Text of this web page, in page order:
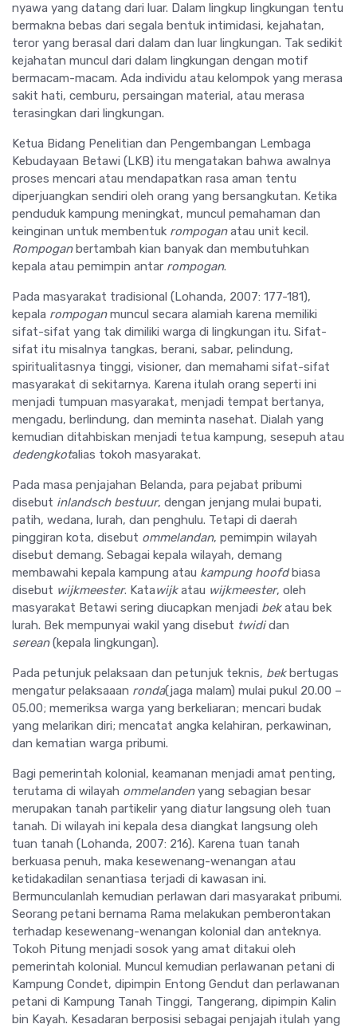
nyawa yang datang dari luar. Dalam lingkup lingkungan tentu
bermakna bebas dari segala bentuk intimidasi, kejahatan,
teror yang berasal dari dalam dan luar lingkungan. Tak sedikit
kejahatan muncul dari dalam lingkungan dengan motif
bermacam-macam. Ada individu atau kelompok yang merasa
sakit hati, cemburu, persaingan material, atau merasa
terasingkan dari lingkungan.
Ketua Bidang Penelitian dan Pengembangan Lembaga
Kebudayaan Betawi (LKB) itu mengatakan bahwa awalnya
proses mencari atau mendapatkan rasa aman tentu
diperjuangkan sendiri oleh orang yang bersangkutan. Ketika
penduduk kampung meningkat, muncul pemahaman dan
keinginan untuk membentuk rompoganatau unit kecil.
Rompoganbertambah kian banyak dan membutuhkan
kepala atau pemimpin antar rompogan.
Pada masyarakat tradisional (Lohanda, 2007: 177-181),
kepala rompoganmuncul secara alamiah karena memiliki
sifat-sifat yang tak dimiliki warga di lingkungan itu. Sifat-
sifat itu misalnya tangkas, berani, sabar, pelindung,
spiritualitasnya tinggi, visioner, dan memahami sifat-sifat
masyarakat di sekitarnya. Karena itulah orang seperti ini
menjadi tumpuan masyarakat, menjadi tempat bertanya,
mengadu, berlindung, dan meminta nasehat. Dialah yang
kemudian ditahbiskan menjadi tetua kampung, sesepuh atau
dedengkotalias tokoh masyarakat.
Pada masa penjajahan Belanda, para pejabat pribumi
disebut inlandsch bestuur, dengan jenjang mulai bupati,
patih, wedana, lurah, dan penghulu. Tetapi di daerah
pinggiran kota, disebut ommelandan, pemimpin wilayah
disebut demang. Sebagai kepala wilayah, demang
membawahi kepala kampung atau kampung hoofdbiasa
disebut wijkmeester. Katawijkatau wijkmeester, oleh
masyarakat Betawi sering diucapkan menjadi bekatau bek
lurah. Bek mempunyai wakil yang disebut twididan
serean(kepala lingkungan).
Pada petunjuk pelaksaan dan petunjuk teknis, bekbertugas
mengatur pelaksaaan ronda(jaga malam) mulai pukul 20.00 –
05.00; memeriksa warga yang berkeliaran; mencari budak
yang melarikan diri; mencatat angka kelahiran, perkawinan,
dan kematian warga pribumi.
Bagi pemerintah kolonial, keamanan menjadi amat penting,
terutama di wilayah ommelandenyang sebagian besar
merupakan tanah partikelir yang diatur langsung oleh tuan
tanah. Di wilayah ini kepala desa diangkat langsung oleh
tuan tanah (Lohanda, 2007: 216). Karena tuan tanah
berkuasa penuh, maka kesewenang-wenangan atau
ketidakadilan senantiasa terjadi di kawasan ini.
Bermunculanlah kemudian perlawan dari masyarakat pribumi.
Seorang petani bernama Rama melakukan pemberontakan
terhadap kesewenang-wenangan kolonial dan anteknya.
Tokoh Pitung menjadi sosok yang amat ditakui oleh
pemerintah kolonial. Muncul kemudian perlawanan petani di
Kampung Condet, dipimpin Entong Gendut dan perlawanan
petani di Kampung Tanah Tinggi, Tangerang, dipimpin Kalin
bin Kayah. Kesadaran berposisi sebagai penjajah itulah yang